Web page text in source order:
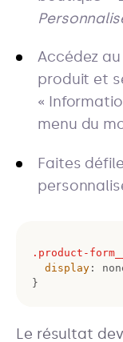
Accédez
produit et
«
menu du
Faites
.product-
display
}
Le résultat